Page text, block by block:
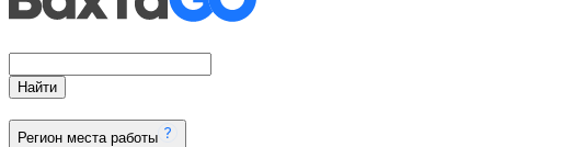
Найти
Регион места работы